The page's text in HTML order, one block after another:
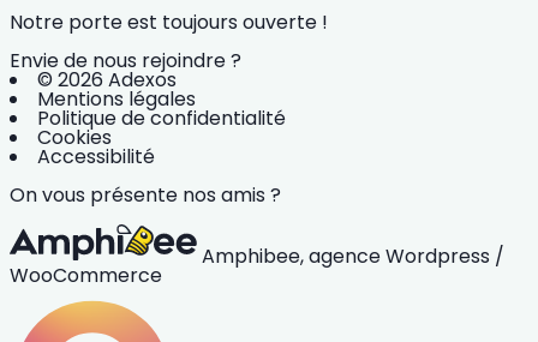
Notre porte est toujours ouverte !
Envie de nous rejoindre ?
© 2026 Adexos
Mentions légales
Politique de confidentialité
Cookies
Accessibilité
On vous présente nos amis ?
Amphibee, agence Wordpress /
WooCommerce